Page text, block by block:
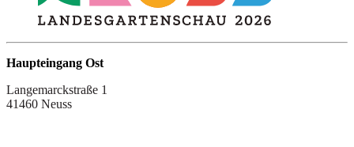
Haupteingang Ost
Langemarckstraße 1
41460 Neuss